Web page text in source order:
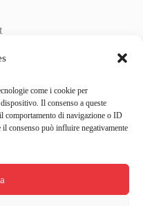
come i cookie per
Il consenso a queste
comportamento di navigazione o ID
consenso può influire negativamente